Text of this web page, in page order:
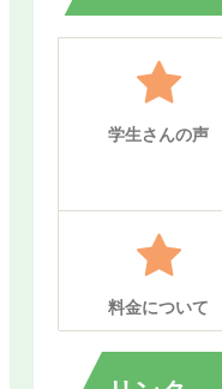
学生さんの声
料金について